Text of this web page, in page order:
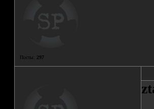
Посты: 297